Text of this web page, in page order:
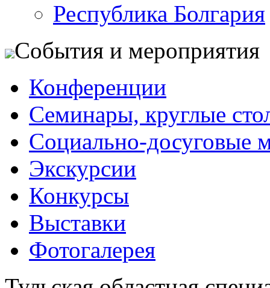
Республика Болгария
События и мероприятия
Конференции
Семинары, круглые
Социально-досуговые
Экскурсии
Конкурсы
Выставки
Фотогалерея